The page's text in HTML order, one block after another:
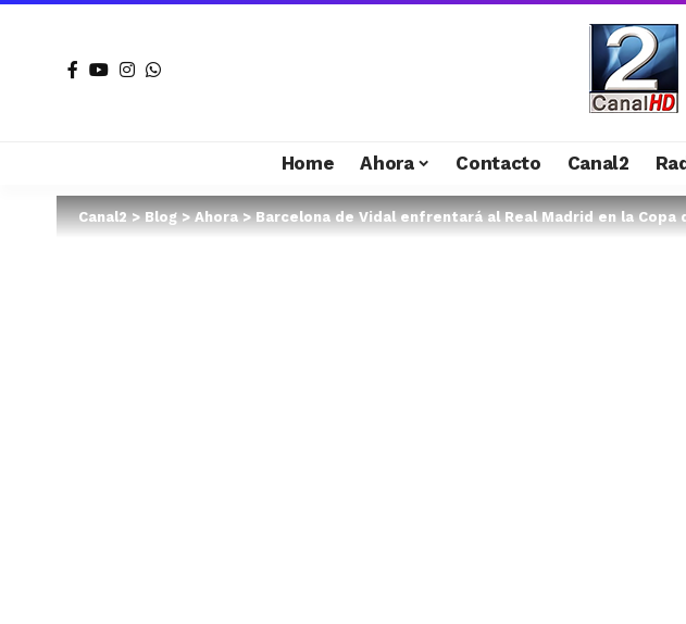
Home Ahora Contacto Canal2
Canal2>Blog>Ahora>Barcelona de Vidal enfrentará al Real Madrid en la Copa